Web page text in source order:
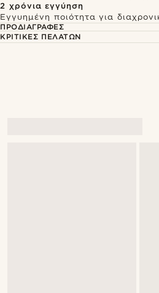
2 χρόνια εγγύηση
Εγγυημένη ποιότητα για
ΠΡΟΔΙΑΓΡΑΦΈΣ
ΚΡΙΤΙΚΈΣ ΠΕΛΑΤΏΝ